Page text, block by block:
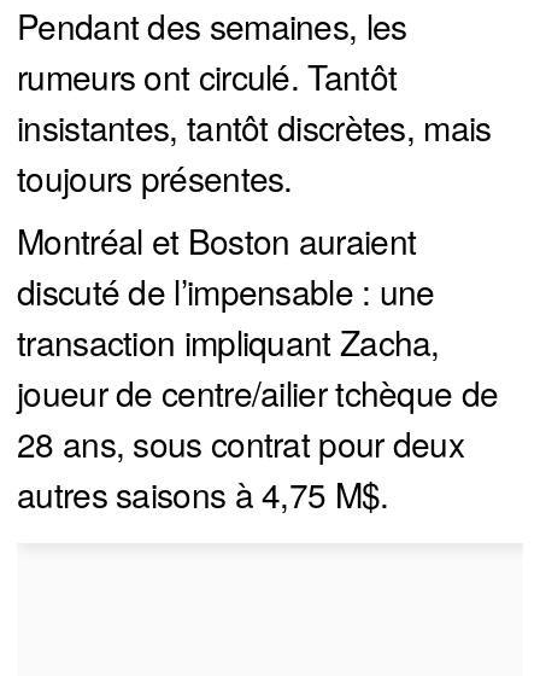
Pendant des semaines, les
rumeurs ont circulé. Tantôt
insistantes, tantôt discrètes, mais
toujours présentes.
Montréal et Boston auraient
discuté de l’impensable : une
transaction impliquant Zacha,
joueur de centre/ailier tchèque de
28 ans, sous contrat pour deux
autres saisons à 4,75 M$.